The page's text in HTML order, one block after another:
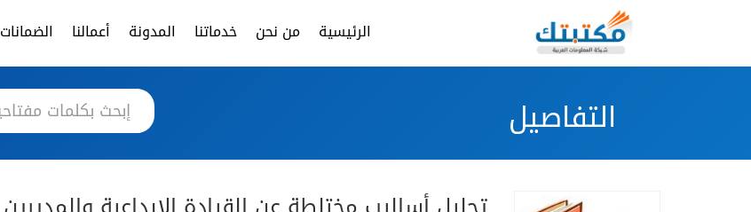
الرئيسية من نحن خدماتنا المدونة أعمالنا الضمانات
التفاصيل